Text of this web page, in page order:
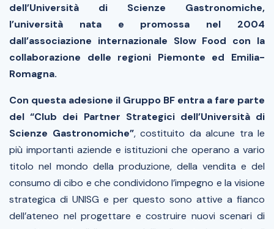
dell’Università di Scienze Gastronomiche,
l’università nata e promossa nel 2004
dall’associazione internazionale Slow Food con la
collaborazione delle regioni Piemonte ed Emilia-
Romagna.
Con questa adesione il Gruppo BF entra a fare parte
del “Club dei Partner Strategici dell’Università di
Scienze Gastronomiche”, costituito da alcune tra le
più importanti aziende e istituzioni che operano a vario
titolo nel mondo della produzione, della vendita e del
consumo di cibo e che condividono l’impegno e la visione
strategica di UNISG e per questo sono attive a fianco
dell’ateneo nel progettare e costruire nuovi scenari di